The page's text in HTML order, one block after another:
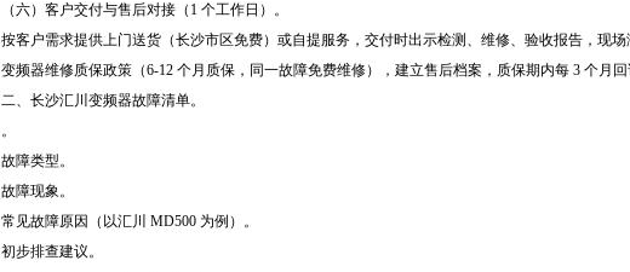
（六）客户交付与售后对接（1 个工作日）。
按客户需求提供上门送货（长沙市区免费）或自提服务，交付时出示检测、维修、验收报告，现
变频器维修质保政策（6-12 个月质保，同一故障免费维修），建立售后档案，质保期内每 3 个月回
二、长沙汇川变频器故障清单。
。
故障类型。
故障现象。
常见故障原因（以汇川 MD500 为例）。
初步排查建议。